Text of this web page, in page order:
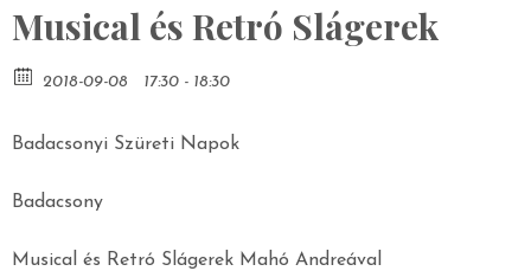
Musical és Retró Slágerek
2018-09-08 17:30 - 18:30
Badacsonyi Szüreti Napok
Badacsony
Musical és Retró Slágerek Mahó Andreával